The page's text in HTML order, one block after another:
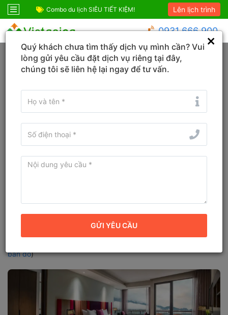
Combo Phú Quốc Giá Cực Sốc Combo du lịch
Lên lịch trình
0931 666 900
Trang chủ Lào Cai Sa Pa
Tìm khách sạn ở gần đây
Khách sạn Pao's Sapa Leisure
Khách sạn Đánh giá 9.7
Đường Mường Hoa, Thị trấn Sapa, Huyện Sapa,
bản đồ)
Quý khách chưa tìm thấy dịch vụ mình cần? Vui
lòng gửi yêu cầu đặt dịch vụ riêng tại đây,
chúng tôi sẽ liên hệ lại ngay để tư vấn.